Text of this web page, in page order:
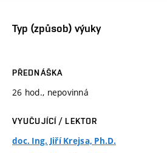
Typ (způsob) výuky
PŘEDNÁŠKA
26 hod., nepovinná
VYUČUJÍCÍ / LEKTOR
doc. Ing. Jiří Krejsa, Ph.D.